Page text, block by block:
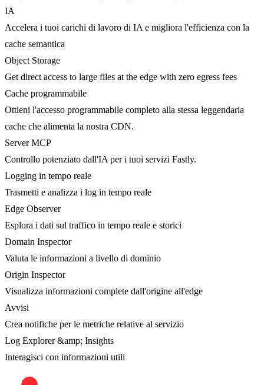
IA
Accelera i tuoi carichi di lavoro di IA e migliora l'efficienza con la
cache semantica
Object Storage
Get direct access to large files at the edge with zero egress fees
Cache programmabile
Ottieni l'accesso programmabile completo alla stessa leggendaria
cache che alimenta la nostra CDN.
Server MCP
Controllo potenziato dall'IA per i tuoi servizi Fastly.
Logging in tempo reale
Trasmetti e analizza i log in tempo reale
Edge Observer
Esplora i dati sul traffico in tempo reale e storici
Domain Inspector
Valuta le informazioni a livello di dominio
Origin Inspector
Visualizza informazioni complete dall'origine all'edge
Avvisi
Crea notifiche per le metriche relative al servizio
Log Explorer &amp; Insights
Interagisci con informazioni utili